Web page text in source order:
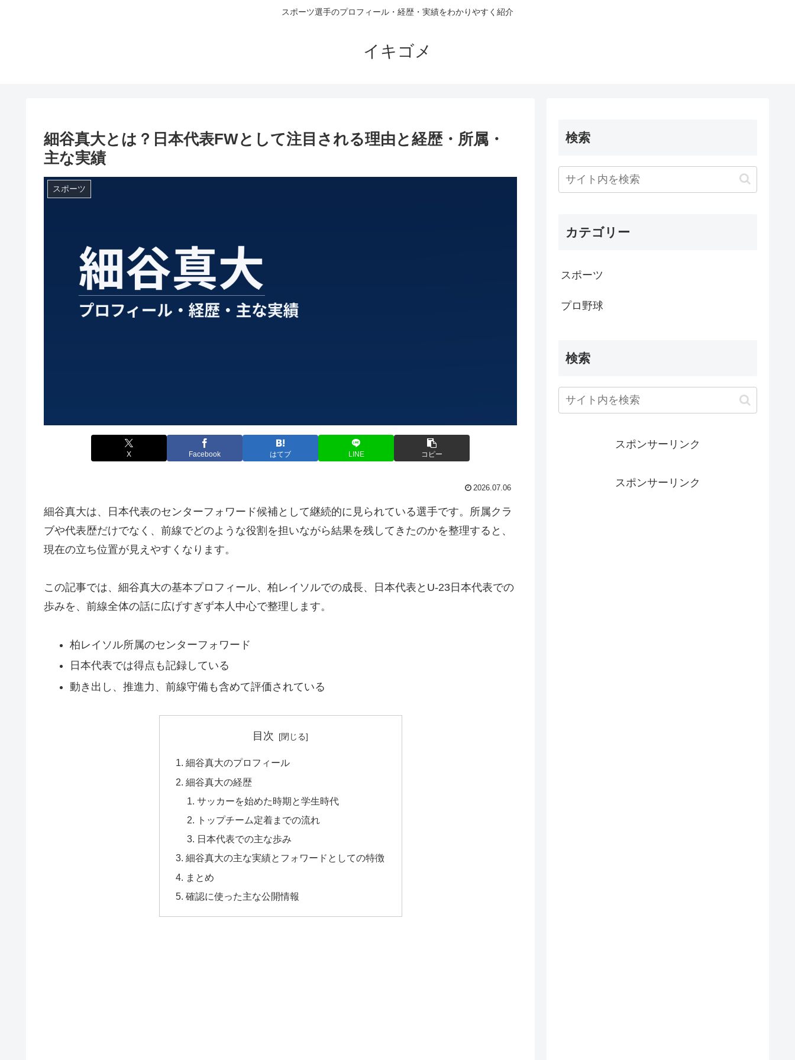
スポーツ選手のプロフィール・経歴・実績をわかりやすく紹介
イキゴメ
細谷真大とは？日本代表FWとして注目される理由と経歴・所属・
主な実績
スポーツ
X Facebook はてブ LINE コピー
2026.07.06
細谷真大は、日本代表のセンターフォワード候補として継続的に見られている選手です。所属クラ
ブや代表歴だけでなく、前線でどのような役割を担いながら結果を残してきたのかを整理すると、
現在の立ち位置が見えやすくなります。
この記事では、細谷真大の基本プロフィール、柏レイソルでの成長、日本代表とU-23日本代表での
歩みを、前線全体の話に広げすぎず本人中心で整理します。
柏レイソル所属のセンターフォワード
日本代表では得点も記録している
動き出し、推進力、前線守備も含めて評価されている
目次
細谷真大のプロフィール
細谷真大の経歴
サッカーを始めた時期と学生時代
トップチーム定着までの流れ
日本代表での主な歩み
細谷真大の主な実績とフォワードとしての特徴
まとめ
確認に使った主な公開情報
検索
カテゴリー
スポーツ
プロ野球
検索
スポンサーリンク
スポンサーリンク